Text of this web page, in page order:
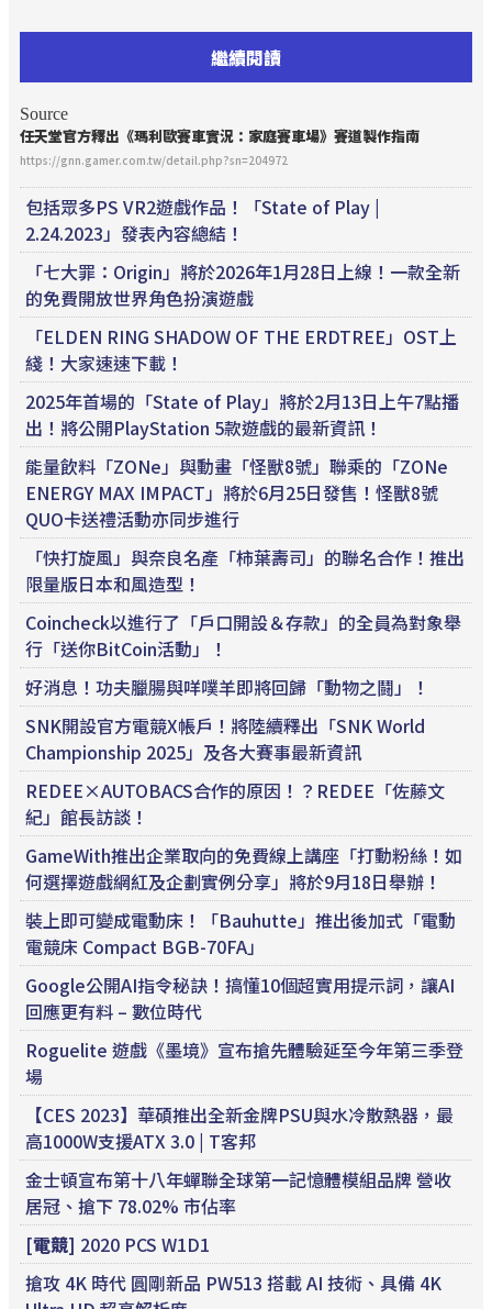
繼續閱讀
Source
任天堂官方釋出《瑪利歐賽車實況：家庭賽車場》賽道製作指南
https://gnn.gamer.com.tw/detail.php?sn=204972
包括眾多PS VR2遊戲作品！「State of Play |
2.24.2023」發表內容總結！
「七大罪：Origin」將於2026年1月28日上線！一款全新
的免費開放世界角色扮演遊戲
「ELDEN RING SHADOW OF THE ERDTREE」OST上
綫！大家速速下載！
2025年首場的「State of Play」將於2月13日上午7點播
出！將公開PlayStation 5款遊戲的最新資訊！
能量飲料「ZONe」與動畫「怪獸8號」聯乘的「ZONe
ENERGY MAX IMPACT」將於6月25日發售！怪獸8號
QUO卡送禮活動亦同步進行
「快打旋風」與奈良名產「柿葉壽司」的聯名合作！推出
限量版日本和風造型！
Coincheck以進行了「戶口開設＆存款」的全員為對象舉
行「送你BitCoin活動」！
好消息！功夫臘腸與咩噗羊即將回歸「動物之鬪」！
SNK開設官方電競X帳戶！將陸續釋出「SNK World
Championship 2025」及各大賽事最新資訊
REDEE×AUTOBACS合作的原因！？REDEE「佐藤文
紀」館長訪談！
GameWith推出企業取向的免費線上講座「打動粉絲！如
何選擇遊戲網紅及企劃實例分享」將於9月18日舉辦！
裝上即可變成電動床！「Bauhutte」推出後加式「電動
電競床 Compact BGB-70FA」
Google公開AI指令秘訣！搞懂10個超實用提示詞，讓AI
回應更有料 – 數位時代
Roguelite 遊戲《墨境》宣布搶先體驗延至今年第三季登
場
【CES 2023】華碩推出全新金牌PSU與水冷散熱器，最
高1000W支援ATX 3.0 | T客邦
金士頓宣布第十八年蟬聯全球第一記憶體模組品牌 營收
居冠、搶下 78.02% 市佔率
[電競] 2020 PCS W1D1
搶攻 4K 時代 圓剛新品 PW513 搭載 AI 技術、具備 4K